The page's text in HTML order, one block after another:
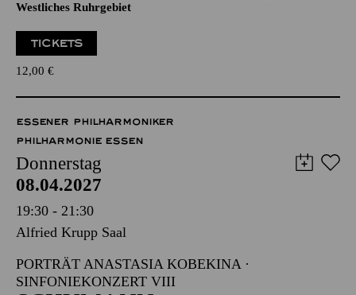
Westliches Ruhrgebiet
TICKETS
12,00 €
ESSENER PHILHARMONIKER
PHILHARMONIE ESSEN
Donnerstag
08.04.2027
19:30 - 21:30
Alfried Krupp Saal
PORTRÄT ANASTASIA KOBEKINA ·
SINFONIEKONZERT VIII